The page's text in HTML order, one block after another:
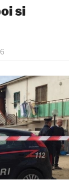
si